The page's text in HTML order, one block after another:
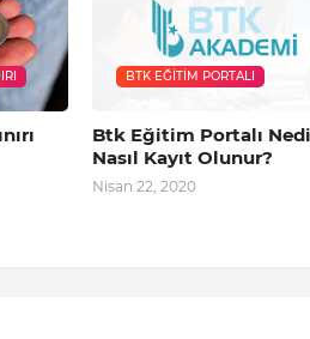
BTK EĞITIM PORTALI
Btk Eğitim Portalı
Nasıl Kayıt Olunur?
Nisan 22, 2020